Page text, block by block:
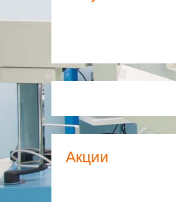
Выбрав родильный дом
получаете возможность
Роды проходят в
реанимационная
Первый период родов
могут находиться
Акции